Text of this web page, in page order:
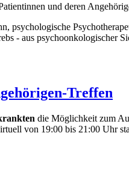
und deren
psychologische
- aus psychoonkologischer
Treffen
die Möglichkeit zum
von 19:00 bis 21:00 Uhr